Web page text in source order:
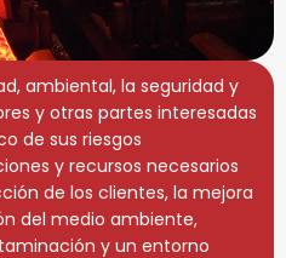
ambiental, la seguridad y
y otras partes interesadas
de sus riesgos
y recursos necesarios
de los clientes, la mejora
del medio ambiente,
y un entorno